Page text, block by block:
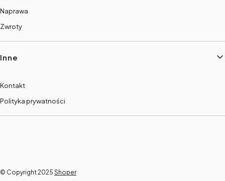
Naprawa
Zwroty
Inne
Kontakt
Polityka prywatności
© Copyright 2025 Shoper